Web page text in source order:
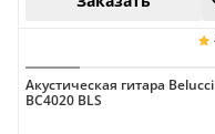
Акустическая гитара Belucci
BC4020 BLS